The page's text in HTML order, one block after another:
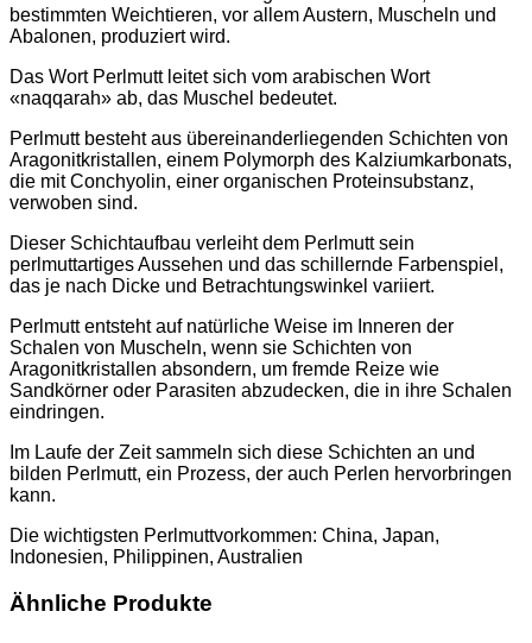
bestimmten Weichtieren, vor allem Austern, Muscheln und
Abalonen, produziert wird.
Das Wort Perlmutt leitet sich vom arabischen Wort
«naqqarah» ab, das Muschel bedeutet.
Perlmutt besteht aus übereinanderliegenden Schichten von
Aragonitkristallen, einem Polymorph des Kalziumkarbonats,
die mit Conchyolin, einer organischen Proteinsubstanz,
verwoben sind.
Dieser Schichtaufbau verleiht dem Perlmutt sein
perlmuttartiges Aussehen und das schillernde Farbenspiel,
das je nach Dicke und Betrachtungswinkel variiert.
Perlmutt entsteht auf natürliche Weise im Inneren der
Schalen von Muscheln, wenn sie Schichten von
Aragonitkristallen absondern, um fremde Reize wie
Sandkörner oder Parasiten abzudecken, die in ihre Schalen
eindringen.
Im Laufe der Zeit sammeln sich diese Schichten an und
bilden Perlmutt, ein Prozess, der auch Perlen hervorbringen
kann.
Die wichtigsten Perlmuttvorkommen: China, Japan,
Indonesien, Philippinen, Australien
Ähnliche Produkte